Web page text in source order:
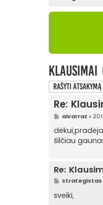
Klausimai
Rašyti atsakymą
Re:
S
a
n
d
i
n
ė
aivarraz »
šilčiau
Re:
S
a
n
strategistas
sveiki,